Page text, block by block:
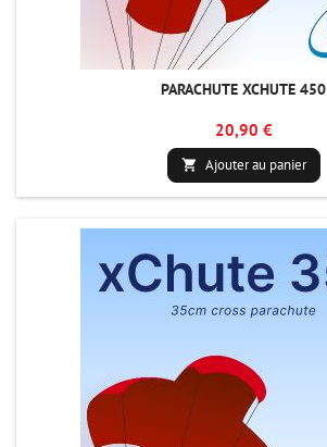
PARACHUTE XCHUTE 450
20,90 €
 Ajouter au panier